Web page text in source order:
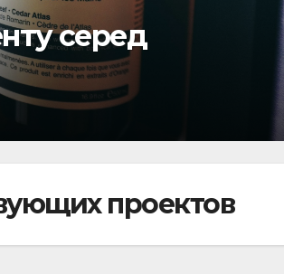
учених,
проектов